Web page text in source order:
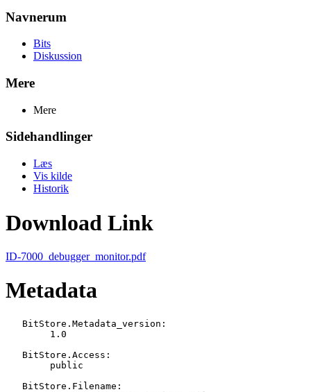
Navnerum
Bits
Diskussion
Mere
Mere
Sidehandlinger
Læs
Vis kilde
Historik
Download Link
ID-7000_debugger_monitor.pdf
Metadata
   BitStore.Metadata_version:
   BitStore.Access:
   BitStore.Filename: